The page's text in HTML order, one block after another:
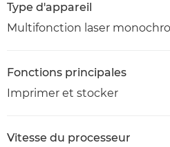
Type d'appareil
Multifonction laser
Fonctions principales
Imprimer et stocker
Vitesse du processeur